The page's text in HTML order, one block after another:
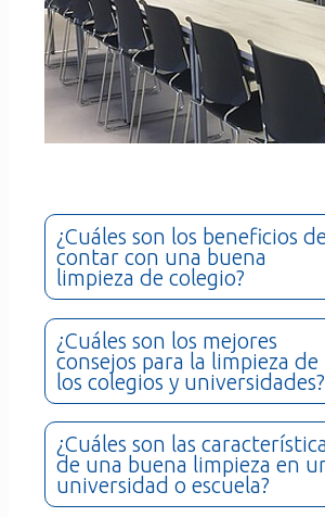
¿Cuáles son los beneficios de
contar con una buena
limpieza de colegio?
¿Cuáles son los mejores
consejos para la limpieza de
los colegios y universidades?
¿Cuáles son las
de una buena limpieza en
universidad o escuela?